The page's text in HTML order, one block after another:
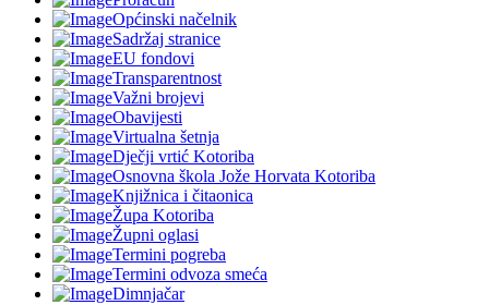
Općinski načelnik
Sadržaj stranice
EU fondovi
Transparentnost
Važni brojevi
Obavijesti
Virtualna šetnja
Dječji vrtić Kotoriba
Osnovna škola Jože Horvata Kotoriba
Knjižnica i čitaonica
Župa Kotoriba
Župni oglasi
Termini pogreba
Termini odvoza smeća
Dimnjačar